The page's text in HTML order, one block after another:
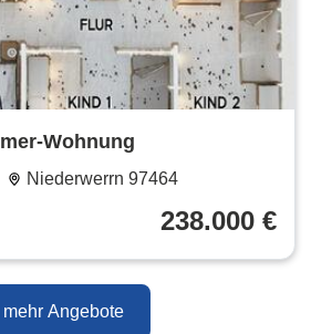
Wohnung
Niederwerrn 97464
238.000 €
mehr Angebote